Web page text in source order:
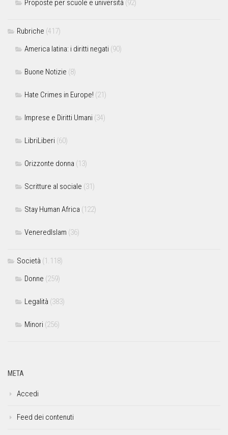
Proposte per scuole e università (92)
Rubriche (417)
America latina: i diritti negati (90)
Buone Notizie (8)
Hate Crimes in Europe! (21)
Imprese e Diritti Umani (34)
LibriLiberi (60)
Orizzonte donna (13)
Scritture al sociale (31)
Stay Human Africa (122)
VeneredIslam (36)
Società (1.118)
Donne (259)
Legalità (383)
Minori (256)
META
Accedi
Feed dei contenuti